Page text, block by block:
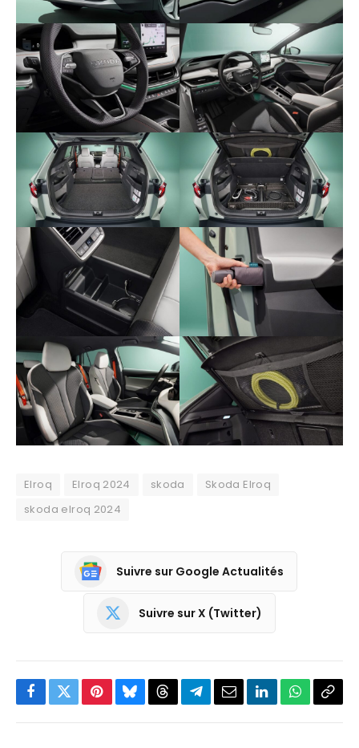
Elroq Elroq 2024 skoda
Skoda Elroq
skoda elroq 2024
Suivre sur Google Actualités
Suivre sur X (Twitter)
Facebook
TwitterPinterestBlueskyThreadsPartagerEmailLinkedInWhatsApp